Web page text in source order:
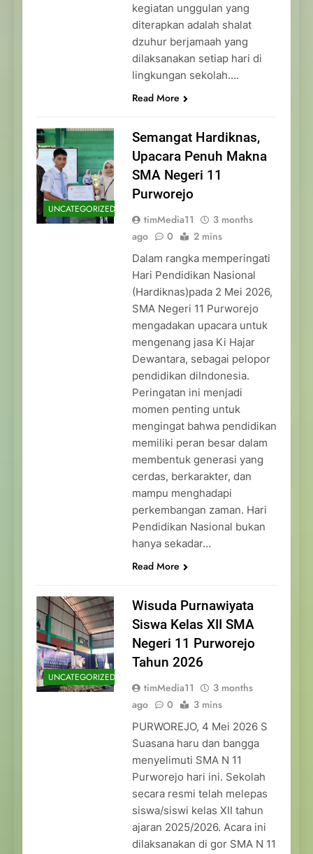
kegiatan unggulan yang
diterapkan adalah shalat
dzuhur berjamaah yang
dilaksanakan setiap hari di
lingkungan sekolah….
Read More
UNCATEGORIZED
Semangat Hardiknas,
Upacara Penuh Makna
SMA Negeri 11
Purworejo
timMedia11
3 months
ago
0 2 mins
Dalam rangka memperingati
Hari Pendidikan Nasional
(Hardiknas)pada 2 Mei 2026,
SMA Negeri 11 Purworejo
mengadakan upacara untuk
mengenang jasa Ki Hajar
Dewantara, sebagai pelopor
pendidikan diIndonesia.
Peringatan ini menjadi
momen penting untuk
mengingat bahwa pendidikan
memiliki peran besar dalam
membentuk generasi yang
cerdas, berkarakter, dan
mampu menghadapi
perkembangan zaman. Hari
Pendidikan Nasional bukan
hanya sekadar…
Read More
UNCATEGORIZED
Wisuda Purnawiyata
Siswa Kelas XII SMA
Negeri 11 Purworejo
Tahun 2026
timMedia11
3 months
ago
0 3 mins
PURWOREJO, 4 Mei 2026 S
Suasana haru dan bangga
menyelimuti SMA N 11
Purworejo hari ini. Sekolah
secara resmi telah melepas
siswa/siswi kelas XII tahun
ajaran 2025/2026. Acara ini
dilaksanakan di gor SMA N 11